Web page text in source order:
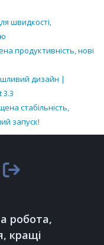
швидкості,
продуктивність, нові
дизайн |
3.3
стабільність,
запуск!
робота,
кращі